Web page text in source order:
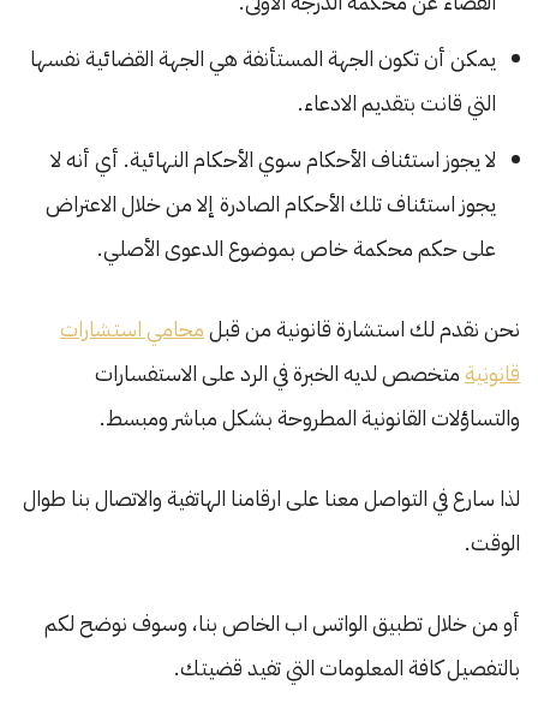
يمكن أن تكون الجهة المستأنفة هي الجهة القضائية نفسها
التي قانت بتقديم الادعاء.
لا يجوز استئناف الأحكام سوي الأحكام النهائية. أي أنه لا
يجوز استئناف تلك الأحكام الصادرة إلا من خلال الاعتراض
على حكم محكمة خاص بموضوع الدعوى الأصلي.
نحن نقدم لك استشارة قانونية من قبلمحامي استشارات
قانونية متخصص لديه الخبرة في الرد على الاستفسارات
والتساؤلات القانونية المطروحة بشكل مباشر ومبسط.
لذا سارع في التواصل معنا على ارقامنا الهاتفية والاتصال بنا طوال
الوقت.
أو من خلال تطبيق الواتس اب الخاص بنا، وسوف نوضح لكم
بالتفصيل كافة المعلومات التي تفيد قضيتك.